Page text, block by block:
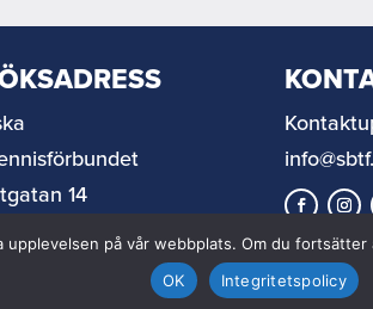
14
Helsingborg
© 2026 Svenska Bordtennisförbundet |In
på vår webbplats. Om du
OK
Integritetspolicy